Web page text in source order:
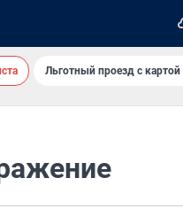
Льготный проезд с